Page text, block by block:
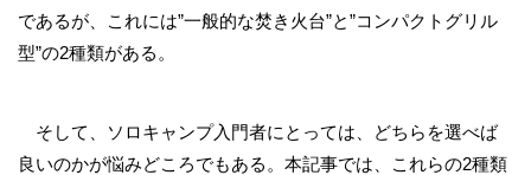
であるが、これには”一般的な焚き火台”と”コンパクトグリル
型”の2種類がある。
そして、ソロキャンプ入門者にとっては、どちらを選べば
良いのかが悩みどころでもある。本記事では、これらの2種類